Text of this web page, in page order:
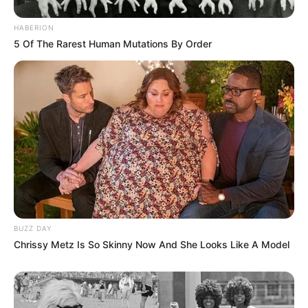
feltételezés, de nem teljesen életszerűtlen.
hírszerzési kapcsolatokat épített ki nyugati
szövetségeseivel. Az ország rengeteg
információhoz juthatott orosz befolyási
műveletekről, európai politikai kapcsolódásokról,
pénzmozgásokról és fedett együttműködésekről.
Ha ebből valami Magyarországot is érinti, az
Magyar Péter kezében politikai atombomba lehet.
Az „ukrán aranykonvoj” látványos, de nem biztos,
hogy ez az
Felmerült az úgynevezett ukrán aranykonvoj ügye
HABERION
5 Of The Rarest Human Mutations By Order
BUZZ DAY
Chrissy Metz Is So Skinny Now And She Looks Like A Model